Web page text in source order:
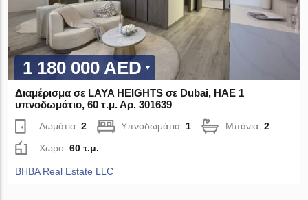
1 180 000 AED
Διαμέρισμα σε LAYA HEIGHTS σε Dubai, ΗΑΕ 1
υπνοδωμάτιο, 60 τ.μ. Αρ. 301639
Δωμάτια:2 Υπνοδωμάτια: 1 Μπάνια:2
Χώρο:60 τ.μ.
BHBA Real Estate LLC